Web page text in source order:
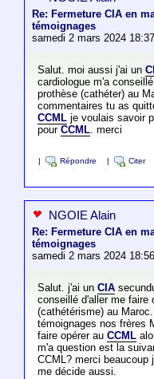
Re: Fermeture CIA en
témoignages
samedi 2 mars 2024
Salut. moi aussi j'ai un
cardiologue m'a
prothèse (cathéter) au
commentaires tu as
CCMLje voulais savoir
pour CCML. merci
Répondre Citer
NGOIE Alain
Re: Fermeture CIA en
témoignages
samedi 2 mars 2024
Salut. j'ai un CIA
conseillé d'aller me faire
(cathétérisme) au
témoignages nos frères
faire opérer au CCML
m'a question est la
CCML? merci beaucoup
me décide aussi.